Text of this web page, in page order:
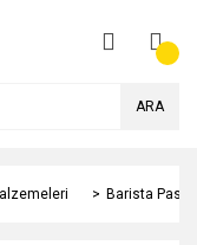
ARA
Barista